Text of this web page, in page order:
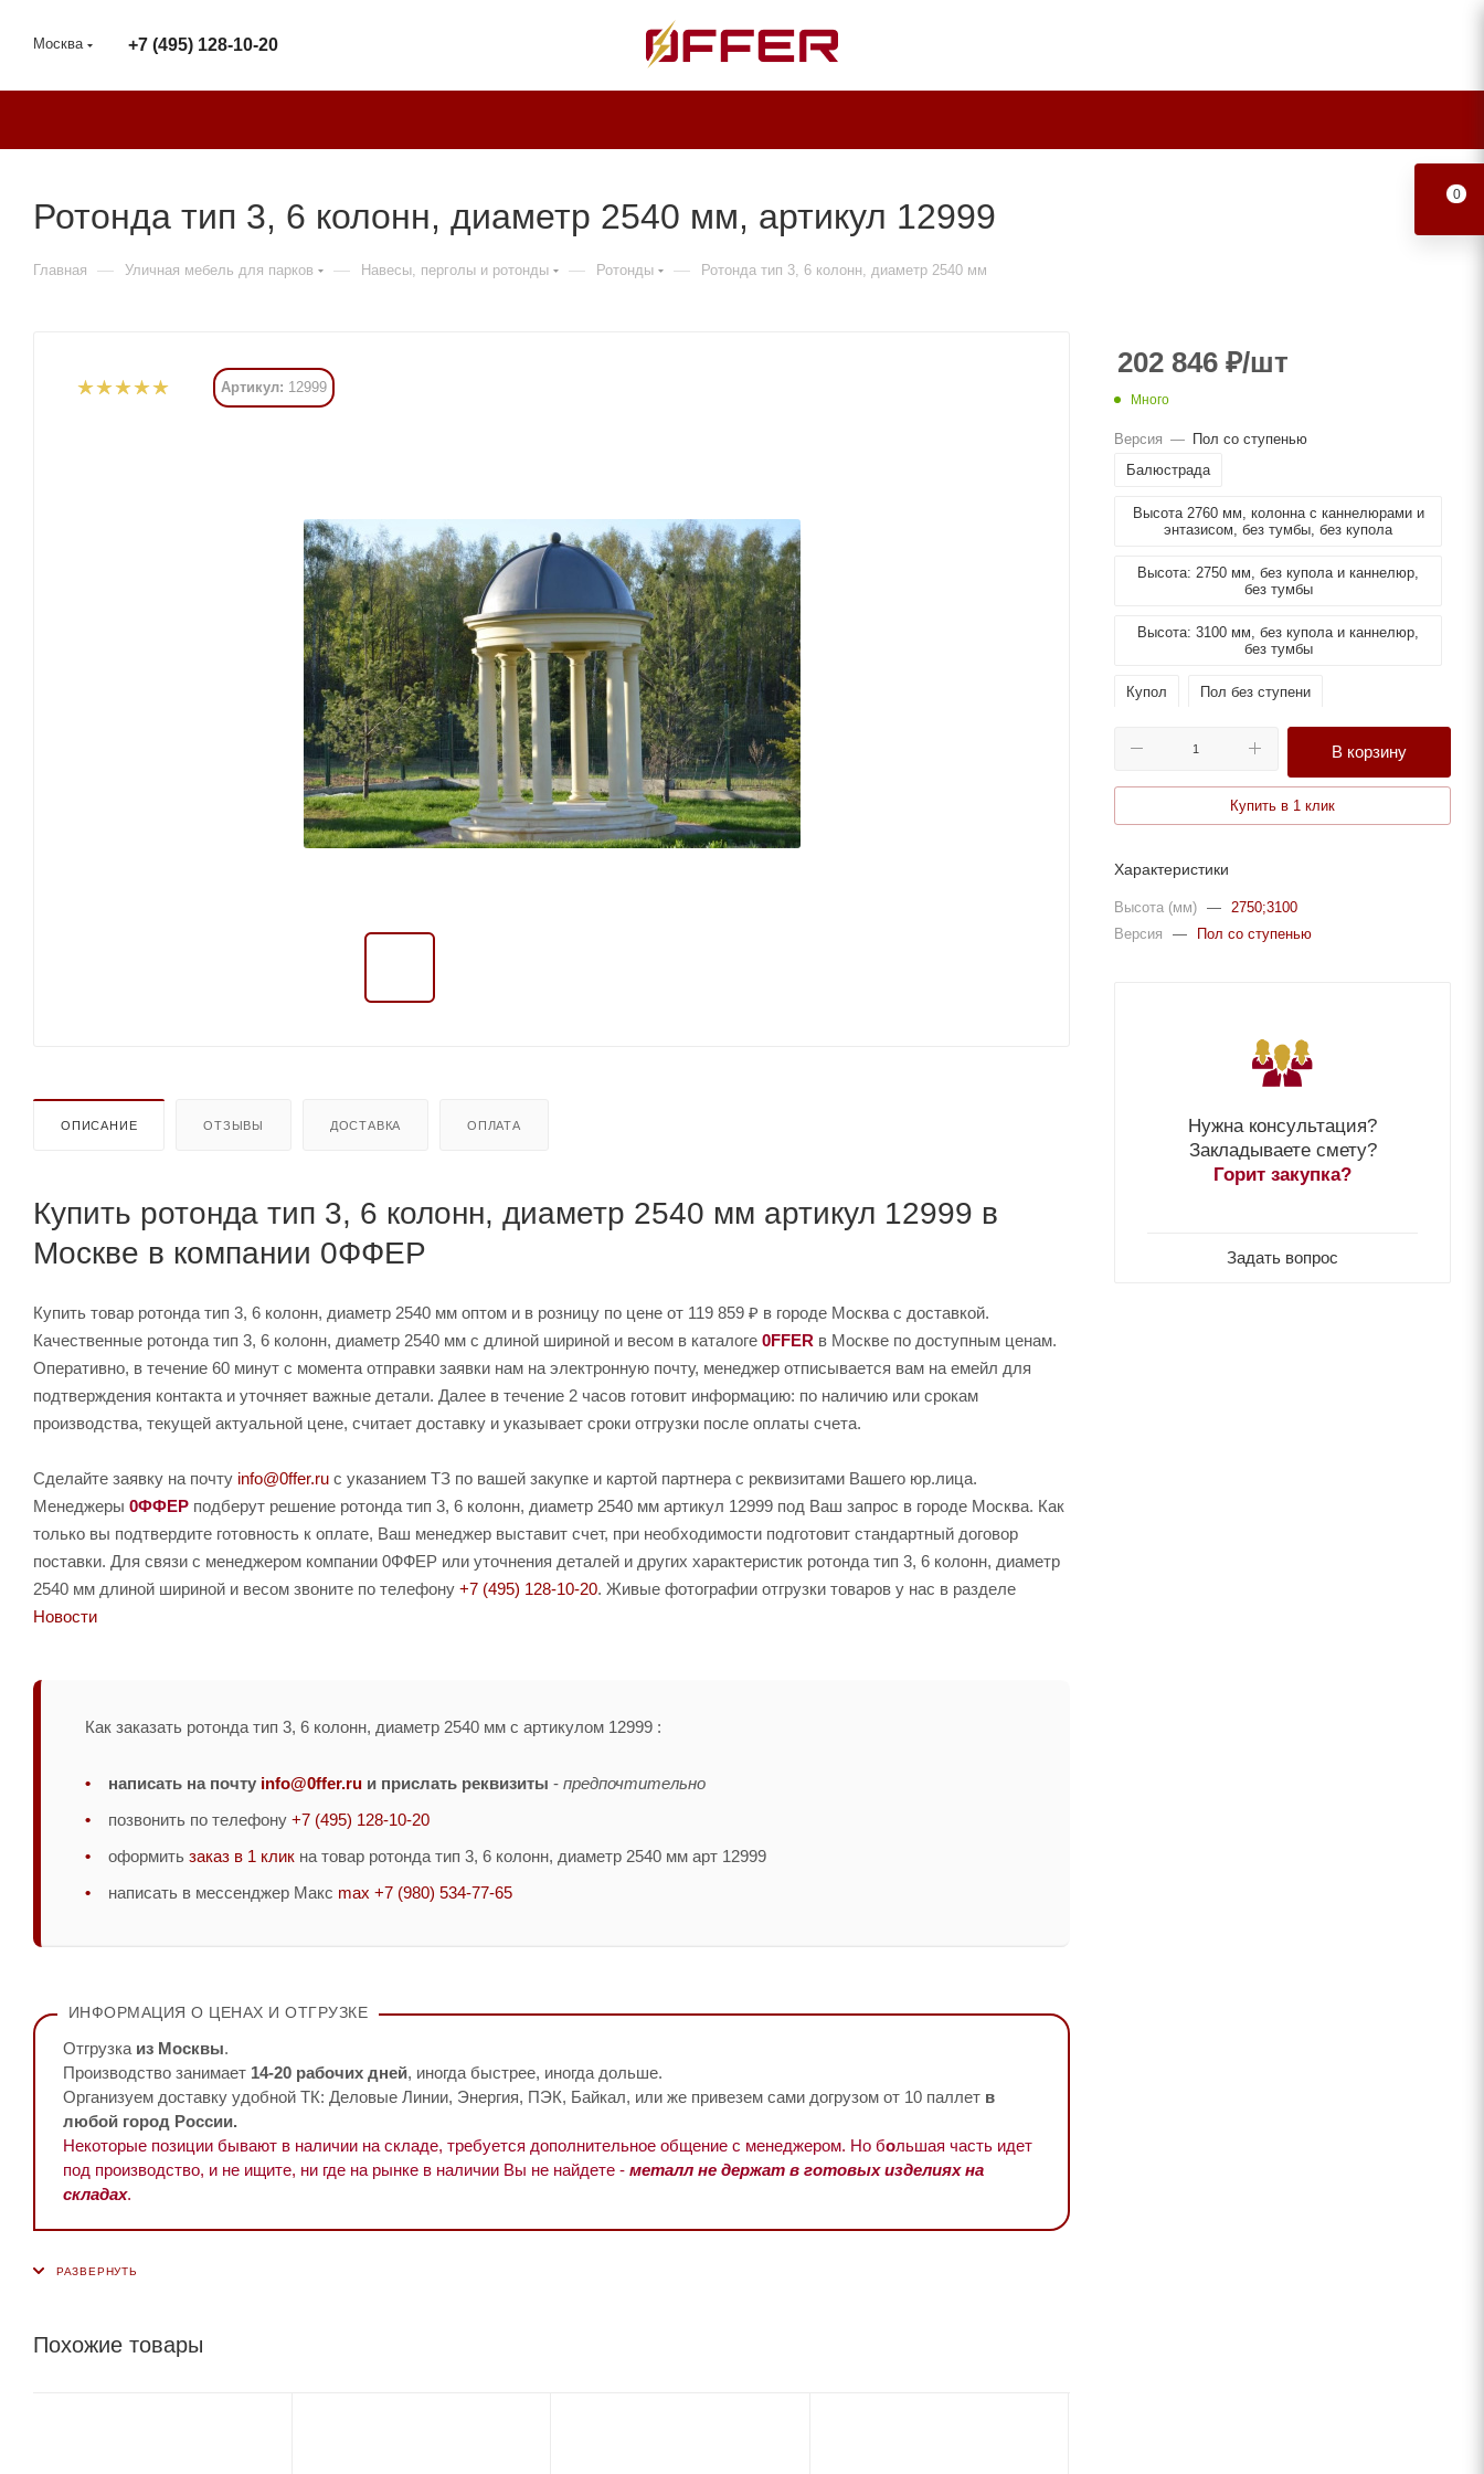
Москва +7 (495) 128-10-20
Ротонда тип 3, 6 колонн, диаметр 2540 мм, артикул 12999
Главная — Уличная мебель для парков — Навесы, перголы и ротонды — Ротонды — Ротонда тип 3, 6 колонн, диаметр 2540 мм
Артикул: 12999
ОПИСАНИЕ ОТЗЫВЫ ДОСТАВКА ОПЛАТА
Купить ротонда тип 3, 6 колонн, диаметр 2540 мм артикул 12999 в
Москве в компании 0ФФЕР
Купить товар ротонда тип 3, 6 колонн, диаметр 2540 мм оптом и в розницу по цене от 119 859 ₽ в городе Москва с доставкой.
Качественные ротонда тип 3, 6 колонн, диаметр 2540 мм с длиной шириной и весом в каталоге 0FFER в Москве по доступным ценам.
Оперативно, в течение 60 минут с момента отправки заявки нам на электронную почту, менеджер отписывается вам на емейл для
подтверждения контакта и уточняет важные детали. Далее в течение 2 часов готовит информацию: по наличию или срокам
производства, текущей актуальной цене, считает доставку и указывает сроки отгрузки после оплаты счета.
Сделайте заявку на почту info@0ffer.ru с указанием ТЗ по вашей закупке и картой партнера с реквизитами Вашего юр.лица.
Менеджеры 0ФФЕР подберут решение ротонда тип 3, 6 колонн, диаметр 2540 мм артикул 12999 под Ваш запрос в городе Москва. Как
только вы подтвердите готовность к оплате, Ваш менеджер выставит счет, при необходимости подготовит стандартный договор
поставки. Для связи с менеджером компании 0ФФЕР или уточнения деталей и других характеристик ротонда тип 3, 6 колонн, диаметр
2540 мм длиной шириной и весом звоните по телефону +7 (495) 128-10-20. Живые фотографии отгрузки товаров у нас в разделе
Новости
Как заказать ротонда тип 3, 6 колонн, диаметр 2540 мм с артикулом 12999 :
написать на почту info@0ffer.ru и прислать реквизиты - предпочтительно
позвонить по телефону +7 (495) 128-10-20
оформить заказ в 1 клик на товар ротонда тип 3, 6 колонн, диаметр 2540 мм арт 12999
написать в мессенджер Макс max +7 (980) 534-77-65
ИНФОРМАЦИЯ О ЦЕНАХ И ОТГРУЗКЕ
Отгрузка из Москвы.
Производство занимает 14-20 рабочих дней, иногда быстрее, иногда дольше.
Организуем доставку удобной ТК: Деловые Линии, Энергия, ПЭК, Байкал, или же привезем сами догрузом от 10 паллет в
любой город России.
Некоторые позиции бывают в наличии на складе, требуется дополнительное общение с менеджером. Но большая часть идет
под производство, и не ищите, ни где на рынке в наличии Вы не найдете - металл не держат в готовых изделиях на
складах.
Похожие товары
202 846 ₽/шт
Много
Версия — Пол со ступенью
Балюстрада
Высота 2760 мм, колонна с каннелюрами и
энтазисом, без тумбы, без купола
Высота: 2750 мм, без купола и каннелюр,
без тумбы
Высота: 3100 мм, без купола и каннелюр,
без тумбы
Купол Пол без ступени
В корзину
Купить в 1 клик
Характеристики
Высота (мм) —
2750;3100
Версия
— Пол со ступенью
Нужна консультация?
Закладываете смету?
Горит закупка?
Задать вопрос
0